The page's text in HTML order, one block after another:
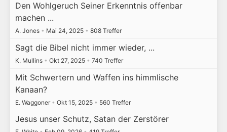
Den Wohlgeruch Seiner Erkenntnis offenbar
machen ...
A. Jones • Mai 24, 2025 • 808 Treffer
Sagt die Bibel nicht immer wieder, ...
K. Mullins • Okt 27, 2025 • 740 Treffer
Mit Schwertern und Waffen ins himmlische
Kanaan?
E. Waggoner • Okt 15, 2025 • 560 Treffer
Jesus unser Schutz, Satan der Zerstörer